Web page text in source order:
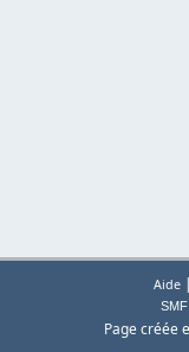
Aide|
Page créée